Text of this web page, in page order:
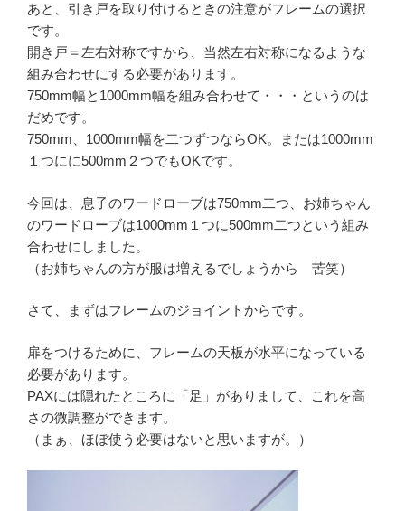
あと、引き戸を取り付けるときの注意がフレームの選択
です。
開き戸＝左右対称ですから、当然左右対称になるような
組み合わせにする必要があります。
750mm幅と1000mm幅を組み合わせて・・・というのは
だめです。
750mm、1000mm幅を二つずつならOK。または1000mm
１つにに500mm２つでもOKです。
今回は、息子のワードローブは750mm二つ、お姉ちゃん
のワードローブは1000mm１つに500mm二つという組み
合わせにしました。
（お姉ちゃんの方が服は増えるでしょうから 苦笑）
さて、まずはフレームのジョイントからです。
扉をつけるために、フレームの天板が水平になっている
必要があります。
PAXには隠れたところに「足」がありまして、これを高
さの微調整ができます。
（まぁ、ほぼ使う必要はないと思いますが。）